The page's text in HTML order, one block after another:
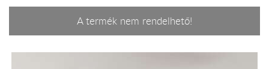
A termék nem rendelhető!